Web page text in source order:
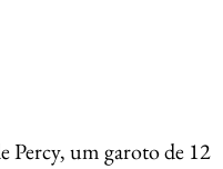
Percy, um garoto de 12